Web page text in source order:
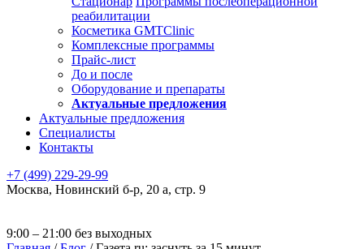
реабилитации
Косметика GMTClinic
Комплексные программы
Прайс-лист
До и после
Оборудование и препараты
Актуальные предложения
Актуальные предложения
Специалисты
Контакты
+7 (499) 229-29-99
Москва, Новинский б-р, 20 а, стр. 9
9:00 – 21:00 без выходных